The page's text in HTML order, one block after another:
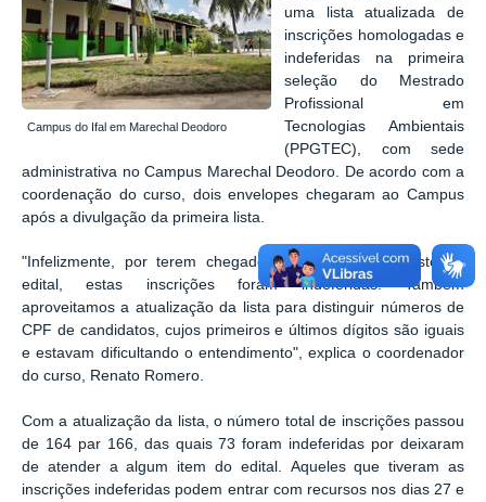
Campus do Ifal em Marechal Deodoro
uma lista atualizada de
inscrições homologadas e
indeferidas na primeira
seleção do Mestrado
Profissional em
Tecnologias Ambientais
(PPGTEC), com sede
administrativa no Campus Marechal Deodoro. De acordo com a
coordenação do curso, dois envelopes chegaram ao Campus
após a divulgação da primeira lista.
"Infelizmente, por terem chegado após o prazo previsto no
edital, estas inscrições foram indeferidas. Também
aproveitamos a atualização da lista para distinguir números de
CPF de candidatos, cujos primeiros e últimos dígitos são iguais
e estavam dificultando o entendimento", explica o coordenador
do curso, Renato Romero.
Com a atualização da lista, o número total de inscrições passou
de 164 par 166, das quais 73 foram indeferidas por deixaram
de atender a algum item do edital. Aqueles que tiveram as
inscrições indeferidas podem entrar com recursos nos dias 27 e